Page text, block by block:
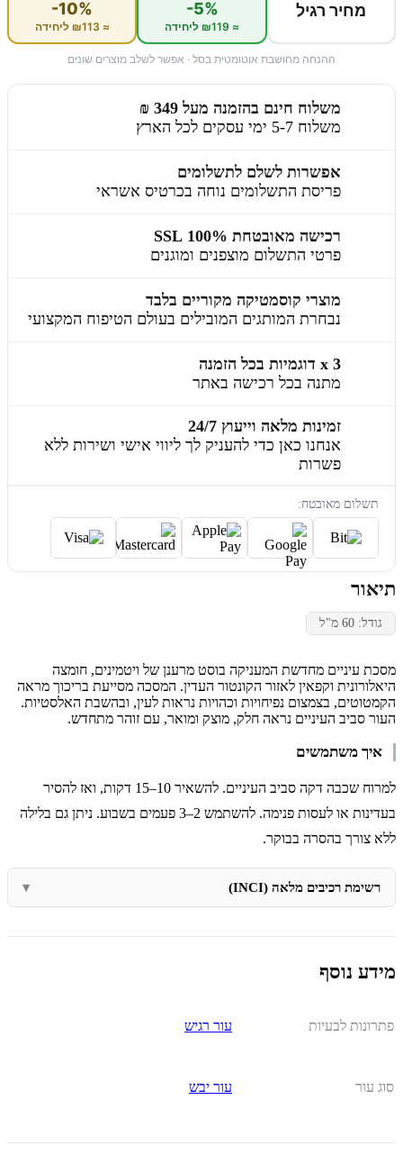
מחיר רגיל -5%
≈ ₪119 ליחידה
-10%
≈ ₪113 ליחידה
ההנחה מחושבת אוטומטית בסל · אפשר לשלב מוצרים שונים
משלוח חינם בהזמנה מעל 349 ₪
משלוח 5-7 ימי עסקים לכל הארץ
אפשרות לשלם לתשלומים
פריסת התשלומים נוחה בכרטיס אשראי
רכישה מאובטחת 100% SSL
פרטי התשלום מוצפנים ומוגנים
מוצרי קוסמטיקה מקוריים בלבד
נבחרת המותגים המובילים בעולם הטיפוח המקצועי
3 x דוגמיות בכל הזמנה
מתנה בכל רכישה באתר
זמינות מלאה וייעוץ 24/7
אנחנו כאן כדי להעניק לך ליווי אישי ושירות ללא
פשרות
תשלום מאובטח:
תיאור
גודל: 60 מ"ל
מסכת עיניים מחדשת המעניקה בוסט מרענן של ויטמינים, חומצה
היאלורונית וקפאין לאזור הקונטור העדין. המסכה מסייעת בריכוך מראה
הקמטוטים, בצמצום נפיחויות וכהויות נראות לעין, ובהשבת האלסטיות.
העור סביב העיניים נראה חלק, מוצק ומואר, עם זוהר מתחדש.
איך משתמשים
למרוח שכבה דקה סביב העיניים. להשאיר 10–15 דקות, ואז להסיר
בעדינות או לעסות פנימה. להשתמש 2–3 פעמים בשבוע. ניתן גם בלילה
ללא צורך בהסרה בבוקר.
רשימת רכיבים מלאה (INCI)
מידע נוסף
פתרונות לבעיות עור רגיש
סוג עור עור יבש